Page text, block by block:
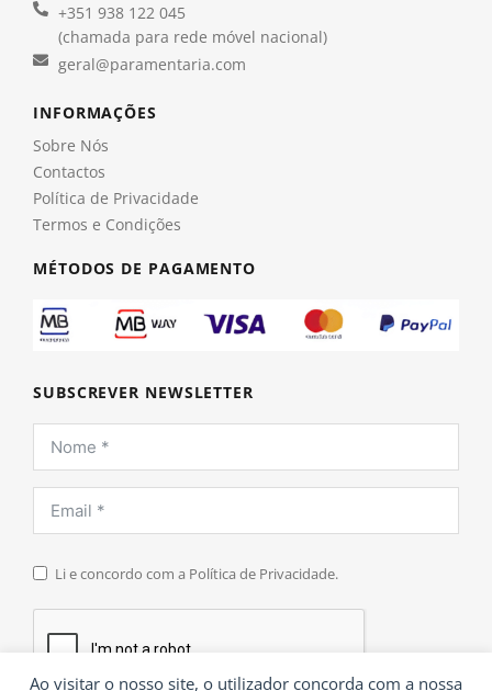
Ao visitar o nosso site, o utilizador concorda com a nossa
+351 938 122 045
(chamada para rede móvel nacional)
geral@paramentaria.com
INFORMAÇÕES
Sobre Nós
Contactos
Política de Privacidade
Termos e Condições
MÉTODOS DE PAGAMENTO
SUBSCREVER NEWSLETTER
Li e concordo com a Política de Privacidade.